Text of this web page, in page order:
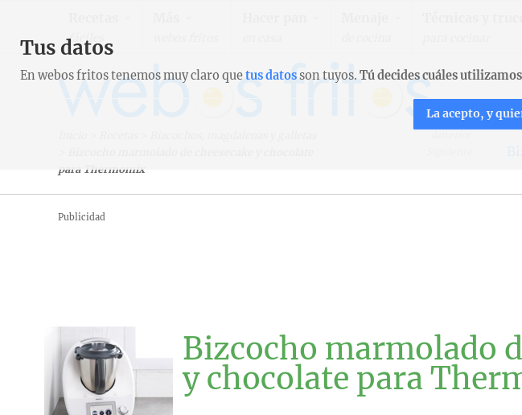
fáciles
para Thermomix
Publicidad
Bizcocho marmolado
y chocolate para
Tus datos
En webos fritos tenemos muy claro quetus datosson tuyos. Tú decides cuáles
La acepto, y